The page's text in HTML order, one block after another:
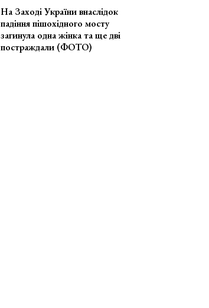
На Заході України внаслідок
падіння пішохідного мосту
загинула одна жінка та ще дві
постраждали (ФОТО)